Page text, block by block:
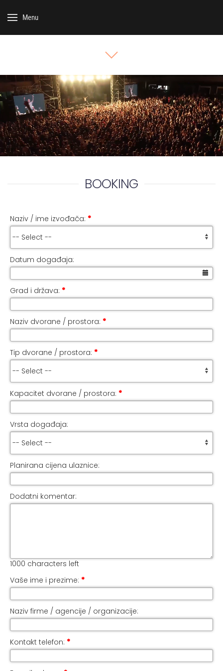
Menu
BOOKING
Naziv / ime izvođača: *
Datum događaja:
Grad i država: *
Naziv dvorane / prostora: *
Tip dvorane / prostora: *
Kapacitet dvorane / prostora: *
Vrsta događaja:
Planirana cijena ulaznice:
Dodatni komentar:
1000 characters left
Vaše ime i prezime: *
Naziv firme / agencije / organizacije:
Kontakt telefon: *